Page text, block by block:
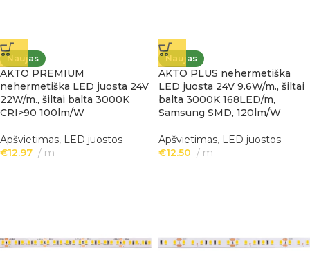
Naujas
AKTO PREMIUM
nehermetiška LED juosta 24V
22W/m., šiltai balta 3000K
CRI>90 100lm/W
Apšvietimas, LED juostos
€12.97 m
Naujas
AKTO PLUS nehermetiška
LED juosta 24V 9.6W/m., šiltai
balta 3000K 168LED/m,
Samsung SMD, 120lm/W
Apšvietimas, LED juostos
€12.50 m